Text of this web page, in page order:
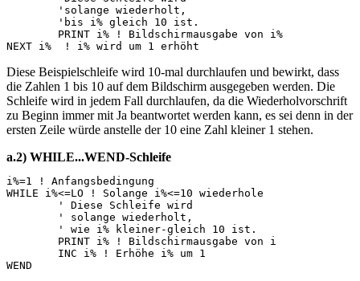
Diese Beispielschleife wird 10-mal durchlaufen und bewirkt, dass
die Zahlen 1 bis 10 auf dem Bildschirm ausgegeben werden. Die
Schleife wird in jedem Fall durchlaufen, da die Wiederholvorschrift
zu Beginn immer mit Ja beantwortet werden kann, es sei denn in der
ersten Zeile würde anstelle der 10 eine Zahl kleiner 1 stehen.
a.2) WHILE...WEND-Schleife
i%=1 ! Anfangsbedingung
WHILE i%<=LO ! Solange i%<=10 wiederhole